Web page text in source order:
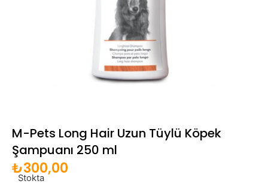
M-Pets Long Hair Uzun Tüylü Köpek
Şampuanı 250 ml
₺300,00
Stokta